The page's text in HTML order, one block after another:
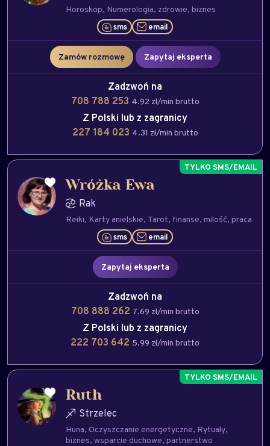
Horoskop Numerologia zdrowie biznes
sms email
Zamów rozmowę Zapytaj eksperta
Zadzwoń na
708 788 253 4.92 zł/min brutto
Z Polski lub z zagranicy
227 184 023 4.31 zł/min brutto
Wróżka Ewa
Rak
Reiki Karty anielskie Tarot finanse milość praca
sms email
Zapytaj eksperta
Zadzwoń na
708 888 262 7.69 zł/min brutto
Z Polski lub z zagranicy
222 703 642 5.99 zł/min brutto
Ruth
Strzelec
Huna Oczyszczanie energetyczne Rytuały
biznes wsparcie duchowe partnerstwo